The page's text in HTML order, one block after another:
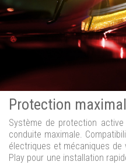
Protection
Système de protection
conduite maximale.
électriques et mécaniques de
Play pour une installation